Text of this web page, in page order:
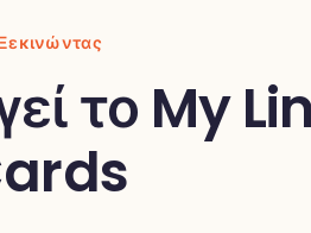
Ξεκινώντας
το My